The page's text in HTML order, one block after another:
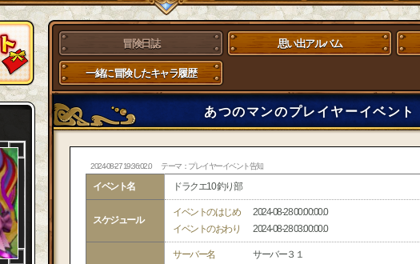
冒険日誌 思い出アルバム
一緒に冒険したキャラ履歴
あつのマンのプレイヤーイベント
2024-08-27 19:36:02.0 テーマ：プレイヤーイベント告知
イベント名 ドラクエ10 釣り部
スケジュール
イベントのはじめ
2024-08-28 00:00:00.0
イベントのおわり
2024-08-28 03:00:00.0
サーバー名
サーバー３１